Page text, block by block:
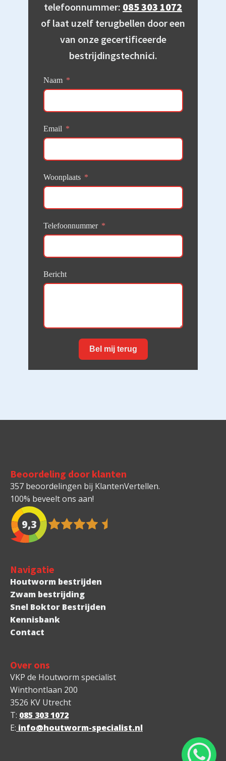
telefoonnummer: 085 303 1072
of laat uzelf terugbellen door een
van onze gecertificeerde
bestrijdingstechnici.
Naam
Email
Woonplaats
Telefoonnummer
Bericht
Bel mij terug
Beoordeling door klanten
357 beoordelingen bij KlantenVertellen.
100% beveelt ons aan!
9,3
Navigatie
Houtworm bestrijden
Zwam bestrijding
Snel Boktor Bestrijden
Kennisbank
Contact
Over ons
VKP de Houtworm specialist
Winthontlaan 200
3526 KV Utrecht
T: 085 303 1072
E: info@houtworm-specialist.nl